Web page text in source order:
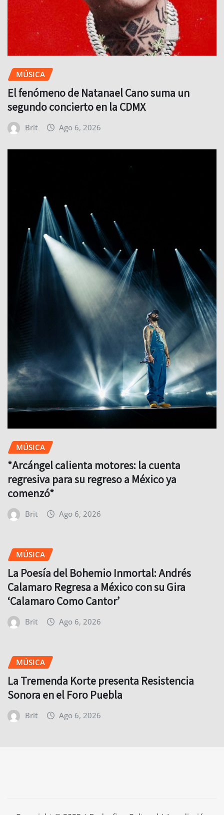
MÚSICA
El fenómeno de Natanael Cano suma un
segundo concierto en la CDMX
Brit Ago 6, 2026
MÚSICA
*Arcángel calienta motores: la cuenta
regresiva para su regreso a México ya
comenzó*
Brit Ago 6, 2026
MÚSICA
La Poesía del Bohemio Inmortal: Andrés
Calamaro Regresa a México con su Gira
‘Calamaro Como Cantor’
Brit Ago 6, 2026
MÚSICA
La Tremenda Korte presenta Resistencia
Sonora en el Foro Puebla
Brit Ago 6, 2026